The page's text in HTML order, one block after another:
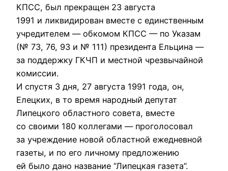
КПСС, был прекращен 23 августа
1991 и ликвидирован вместе с единственным
учредителем — обкомом КПСС — по Указам
(№ 73, 76, 93 и № 111) президента Ельцина —
за поддержку ГКЧП и местной чрезвычайной
комиссии.
И спустя 3 дня, 27 августа 1991 года, он,
Елецких, в то время народный депутат
Липецкого областного совета, вместе
со своими 180 коллегами — проголосовал
за учреждение новой областной ежедневной
газеты, и по его личному предложению
ей было дано название “Липецкая газета”.